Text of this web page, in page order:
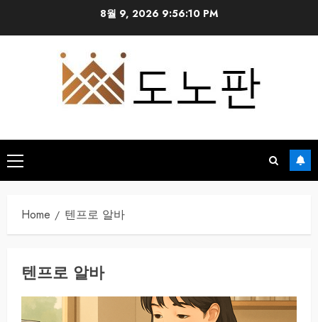
8월 9, 20269:56:11 PM
Primary
Menu
Home 텐프로 알바
텐프로 알바